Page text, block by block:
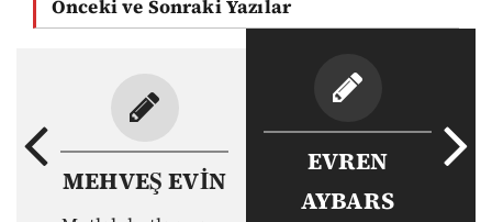
Önceki ve Sonraki Yazılar
MEHVEŞ EVİN
EVREN
AYBARS